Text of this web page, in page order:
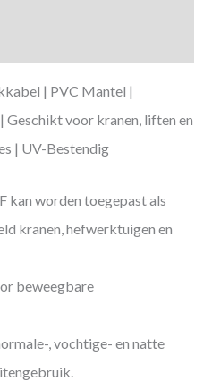
| PVC Mantel |
voor kranen, liften en
| UV-Bestendig
worden toegepast als
kranen, hefwerktuigen en
beweegbare
, vochtige- en natte